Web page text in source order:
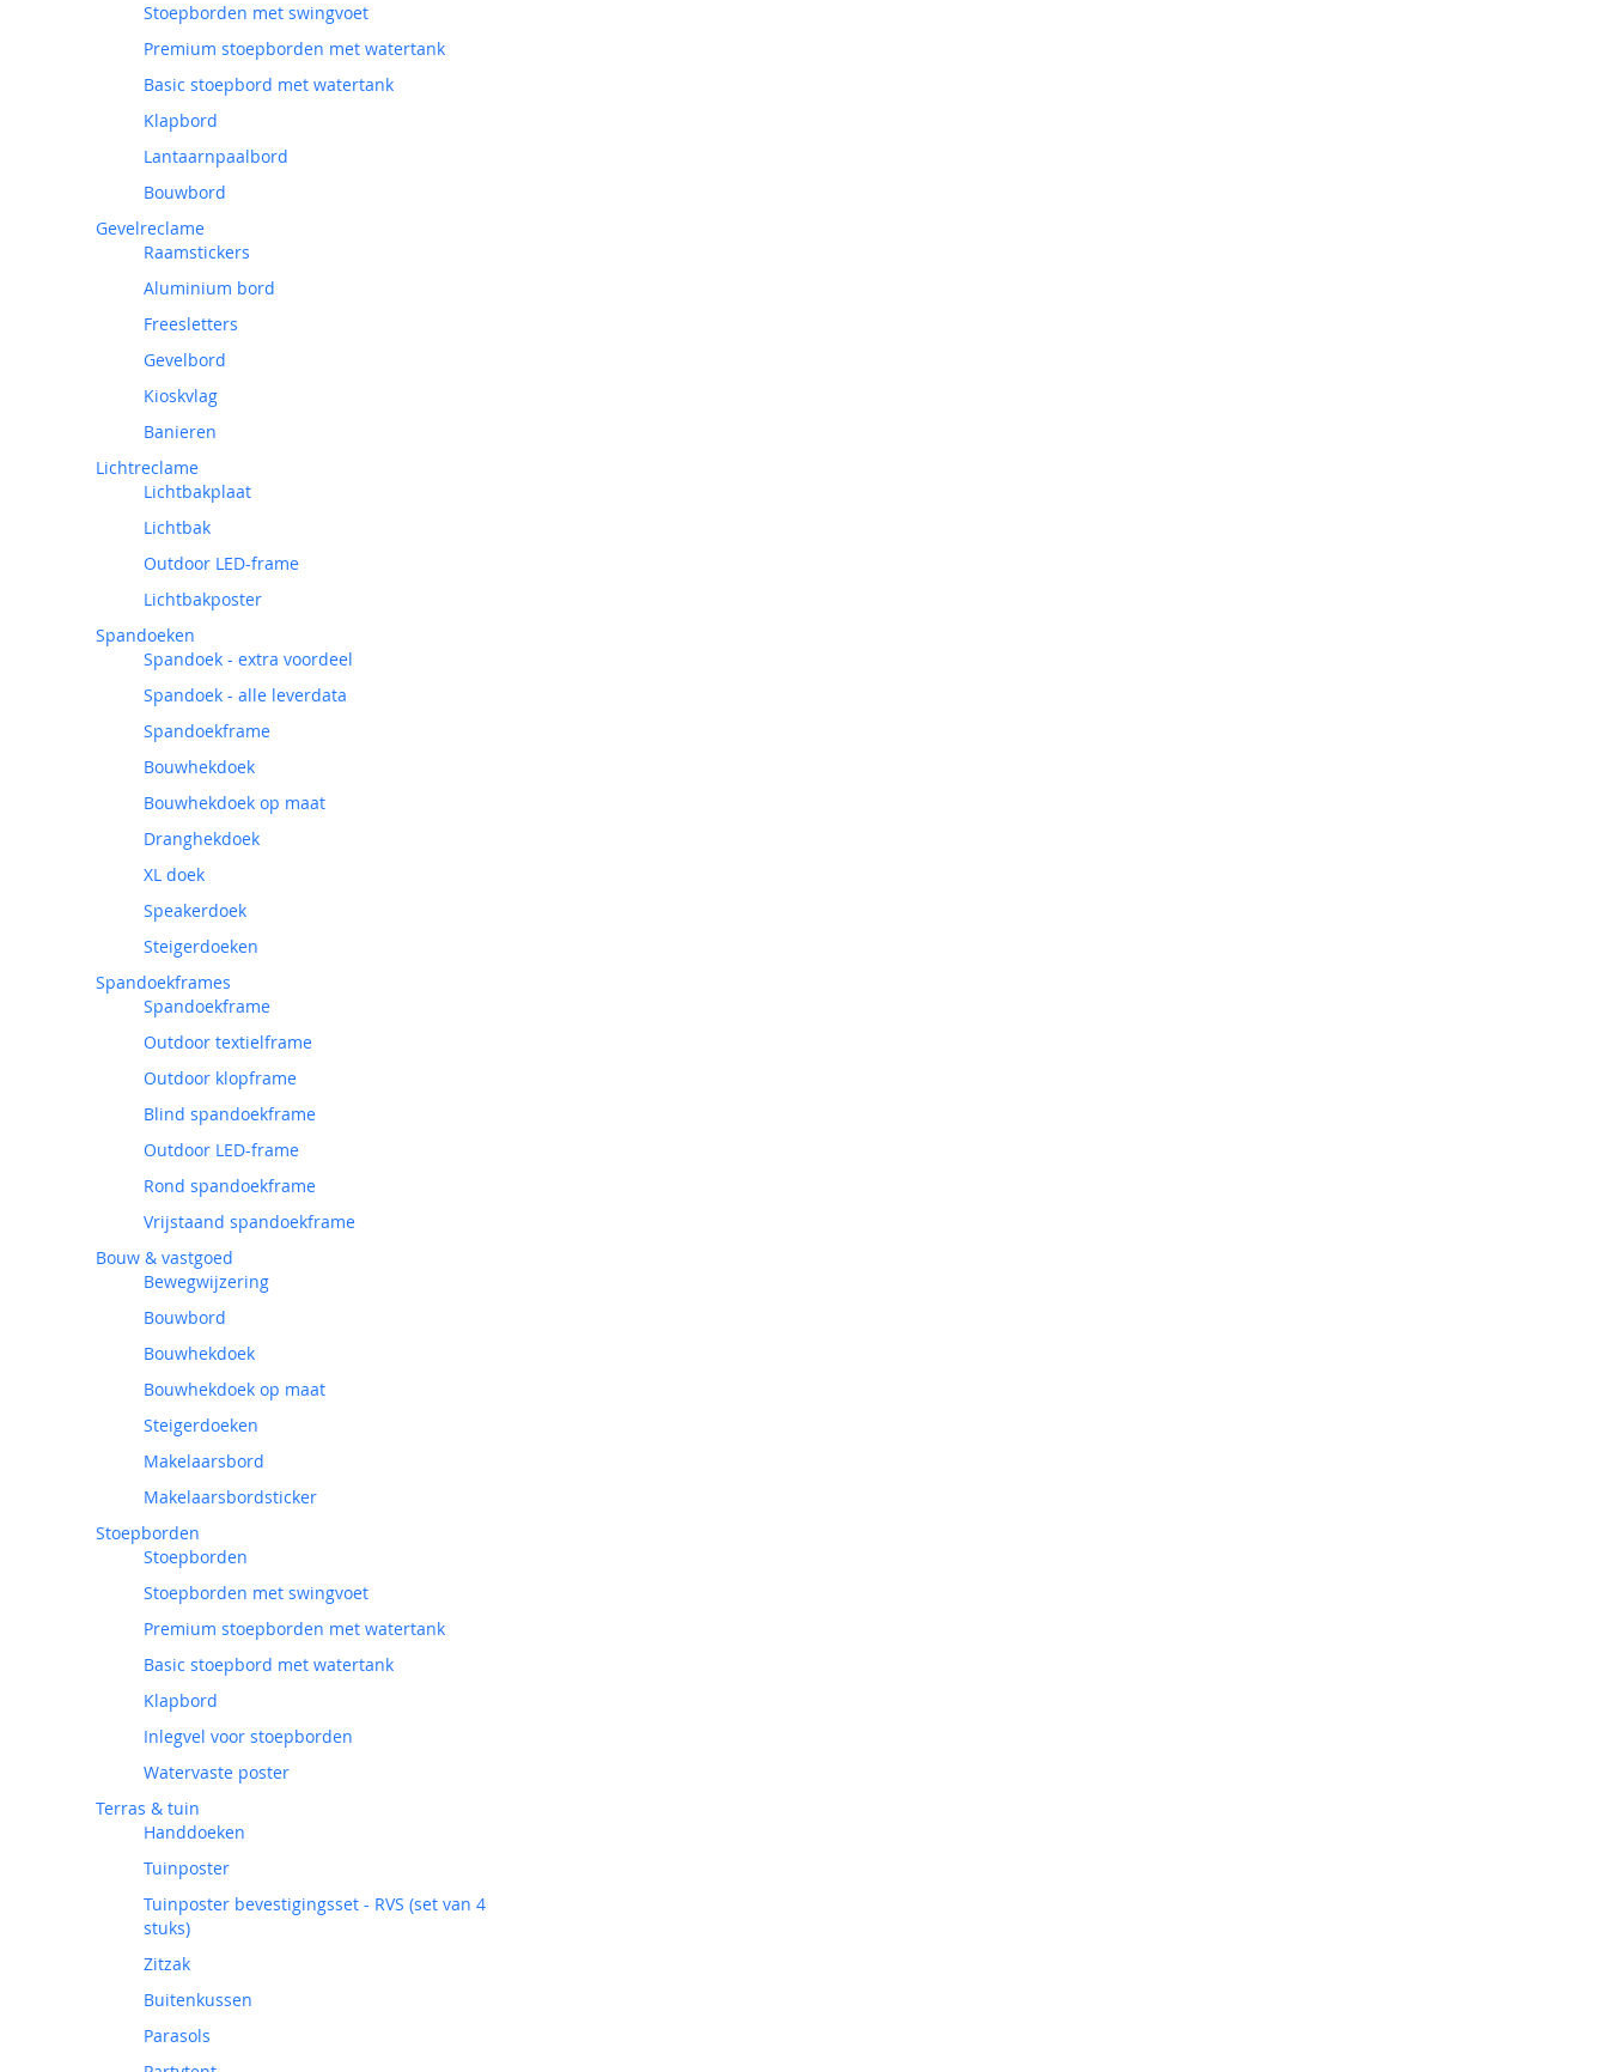
Stoepborden met swingvoet
Premium stoepborden met watertank
Basic stoepbord met watertank
Klapbord
Lantaarnpaalbord
Bouwbord
Gevelreclame
Raamstickers
Aluminium bord
Freesletters
Gevelbord
Kioskvlag
Banieren
Lichtreclame
Lichtbakplaat
Lichtbak
Outdoor LED-frame
Lichtbakposter
Spandoeken
Spandoek - extra voordeel
Spandoek - alle leverdata
Spandoekframe
Bouwhekdoek
Bouwhekdoek op maat
Dranghekdoek
XL doek
Speakerdoek
Steigerdoeken
Spandoekframes
Spandoekframe
Outdoor textielframe
Outdoor klopframe
Blind spandoekframe
Outdoor LED-frame
Rond spandoekframe
Vrijstaand spandoekframe
Bouw & vastgoed
Bewegwijzering
Bouwbord
Bouwhekdoek
Bouwhekdoek op maat
Steigerdoeken
Makelaarsbord
Makelaarsbordsticker
Stoepborden
Stoepborden
Stoepborden met swingvoet
Premium stoepborden met watertank
Basic stoepbord met watertank
Klapbord
Inlegvel voor stoepborden
Watervaste poster
Terras & tuin
Handdoeken
Tuinposter
Tuinposter bevestigingsset - RVS (set van 4
stuks)
Zitzak
Buitenkussen
Parasols